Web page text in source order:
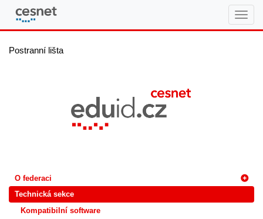
Postranní lišta
O federaci
Technická sekce
Kompatibilní software